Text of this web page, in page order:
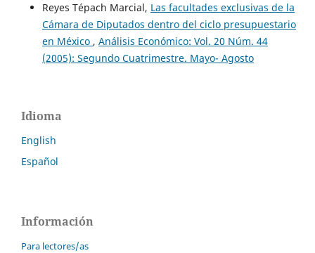
Reyes Tépach Marcial, Las facultades exclusivas de la
Cámara de Diputados dentro del ciclo presupuestario
en México , Análisis Económico: Vol. 20 Núm. 44
(2005): Segundo Cuatrimestre. Mayo- Agosto
Idioma
English
Español
Información
Para lectores/as